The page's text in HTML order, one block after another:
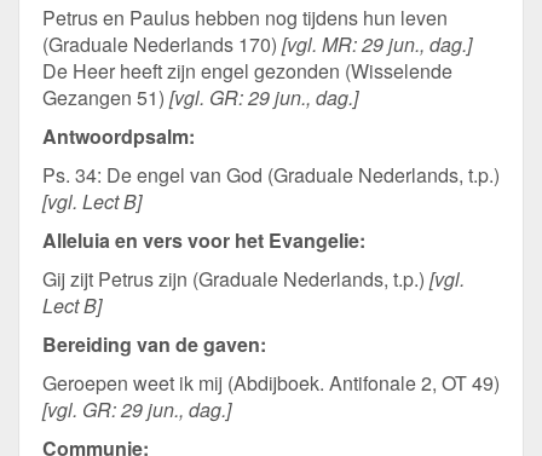
Petrus en Paulus hebben nog tijdens hun leven
(Graduale Nederlands 170) [vgl. MR: 29 jun., dag.]
De Heer heeft zijn engel gezonden (Wisselende
Gezangen 51) [vgl. GR: 29 jun., dag.]
Antwoordpsalm:
Ps. 34: De engel van God (Graduale Nederlands, t.p.)
[vgl. Lect B]
Alleluia en vers voor het Evangelie:
Gij zijt Petrus zijn (Graduale Nederlands, t.p.) [vgl.
Lect B]
Bereiding van de gaven:
Geroepen weet ik mij (Abdijboek. Antifonale 2, OT 49)
[vgl. GR: 29 jun., dag.]
Communie: